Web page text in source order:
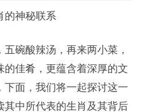
的神秘联系
碗酸辣汤，再来两小菜，
佳肴，更蕴含着深厚的文
面，我们将一起探讨这一
其中所代表的生肖及其背后